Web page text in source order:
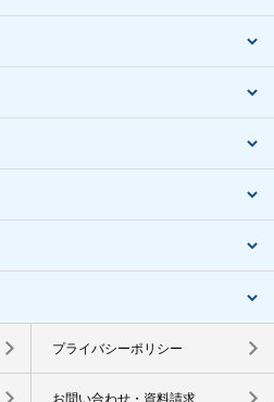
プライバシーポリシー
お問い合わせ・資料請求